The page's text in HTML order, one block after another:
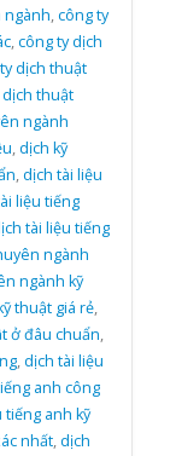
ngành,công ty
,công ty dịch
dịch thuật
thuật
ngành
,dịch kỹ
,dịch tài liệu
liệu tiếng
tài liệu tiếng
ngành
ngành kỹ
thuật giá rẻ,
ở đâu chuẩn,
,dịch tài liệu
anh công
tiếng anh kỹ
nhất,dịch